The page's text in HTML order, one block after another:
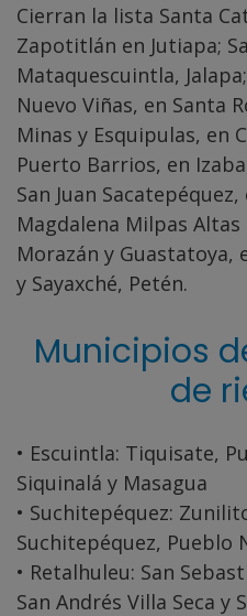
Cierran la lista Santa
Zapotitlán en Jutiapa;
Mataquescuintla,
Nuevo Viñas, en Santa
Minas y Esquipulas, en
Puerto Barrios, en
San Juan
Magdalena Milpas Altas
Morazán y Guastatoya,
y Sayaxché, Petén.
Municipios
de
• Escuintla: Tiquisate,
Siquinalá y Masagua
• Suchitepéquez:
Suchitepéquez, Pueblo
• Retalhuleu: San
San Andrés Villa Seca y